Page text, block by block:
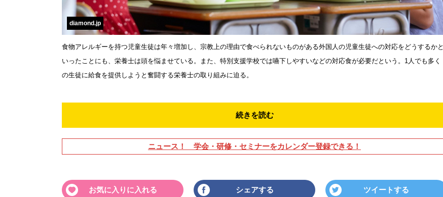
diamond.jp
食物アレルギーを持つ児童生徒は年々増加し、宗教上の理由で食べられないものがある外国人の児童生徒への対応をどうするかと
いったことにも、栄養士は頭を悩ませている。また、特別支援学校では嚥下しやすいなどの対応食が必要だという。1人でも多く
の生徒に給食を提供しようと奮闘する栄養士の取り組みに迫る。
続きを読む
ニュース！ 学会・研修・セミナーをカレンダー登録できる！
お気に入りに入れる シェアする ツイートする